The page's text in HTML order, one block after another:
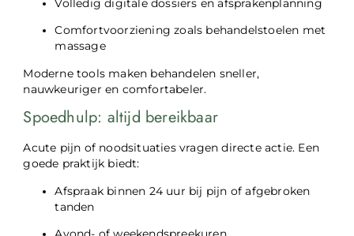
Volledig digitale dossiers en afsprakenplanning
Comfortvoorziening zoals behandelstoelen met
massage
Moderne tools maken behandelen sneller,
nauwkeuriger en comfortabeler.
Spoedhulp: altijd bereikbaar
Acute pijn of noodsituaties vragen directe actie. Een
goede praktijk biedt:
Afspraak binnen 24 uur bij pijn of afgebroken
tanden